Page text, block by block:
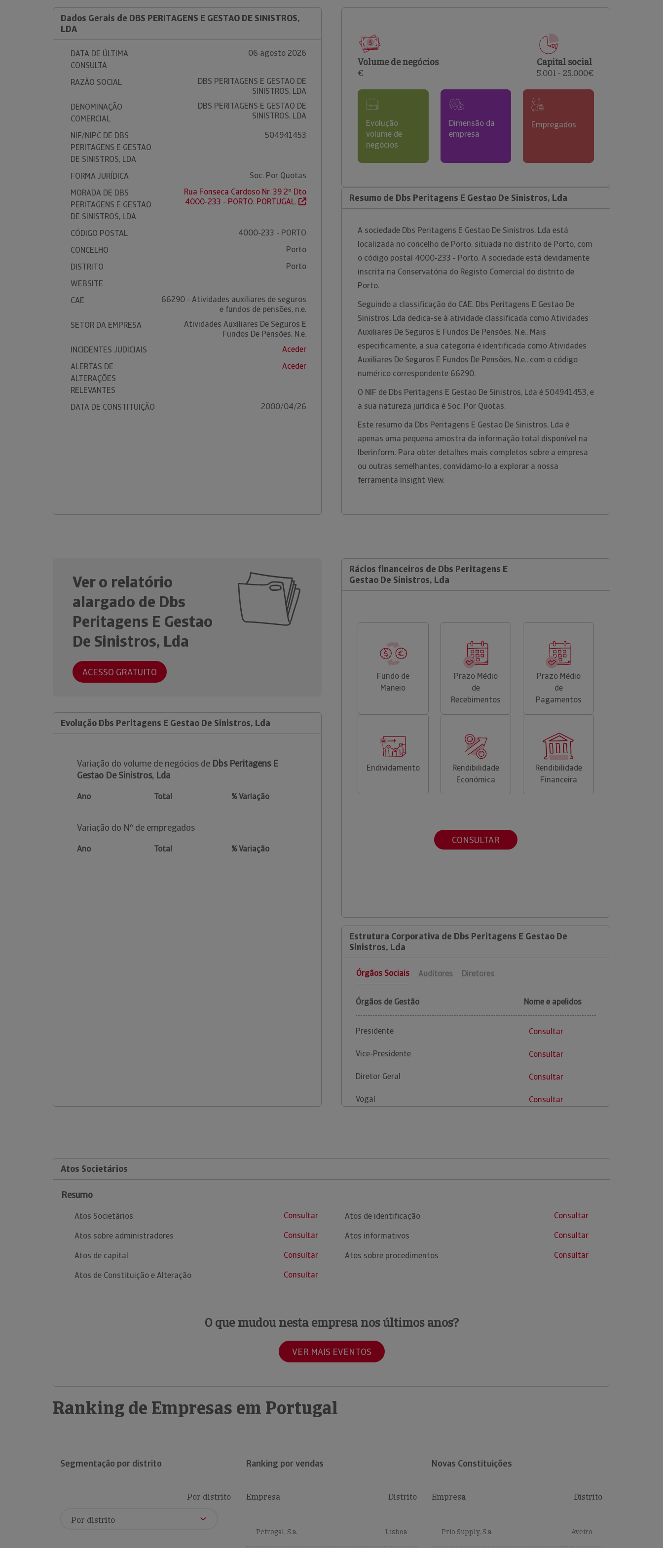
comerciais e analisar o risco de incumprimento dos
Dados Gerais de DBS PERITAGENS E GESTAO DE SINISTROS,
LDA
DATA DE ÚLTIMA
CONSULTA
06 agosto 2026
RAZÃO SOCIAL
DBS PERITAGENS E GESTAO DE
SINISTROS, LDA
DENOMINAÇÃO
COMERCIAL
DBS PERITAGENS E GESTAO DE
SINISTROS, LDA
NIF/NIPC DE DBS
PERITAGENS E GESTAO
DE SINISTROS, LDA
504941453
FORMA JURÍDICA
Soc. Por Quotas
MORADA DE DBS
PERITAGENS E GESTAO
DE SINISTROS, LDA
Rua Fonseca Cardoso Nr. 39 2º Dto
4000-233 - PORTO. PORTUGAL.
CÓDIGO POSTAL
4000-233 - PORTO
CONCELHO
Porto
DISTRITO
Porto
WEBSITE
CAE
66290 - Atividades auxiliares de seguros
e fundos de pensões, n.e.
SETOR DA EMPRESA
Atividades Auxiliares De Seguros E
Fundos De Pensões, N.e.
INCIDENTES JUDICIAIS
Aceder
ALERTAS DE
ALTERAÇÕES
RELEVANTES
Aceder
DATA DE CONSTITUIÇÃO 2000/04/26
Volume de negócios
€
Capital social
5.001 - 25.000€
Evolução
volume de
negócios
Dimensão da
empresa
Empregados
Resumo de Dbs Peritagens E Gestao De Sinistros, Lda
A sociedade Dbs Peritagens E Gestao De Sinistros, Lda está
localizada no concelho de Porto, situada no distrito de Porto, com
o código postal 4000-233 - Porto. A sociedade está devidamente
inscrita na Conservatória do Registo Comercial do distrito de
Porto.
Seguindo a classificação do CAE, Dbs Peritagens E Gestao De
Sinistros, Lda dedica-se à atividade classificada como Atividades
Auxiliares De Seguros E Fundos De Pensões, N.e.. Mais
especificamente, a sua categoria é identificada como Atividades
Auxiliares De Seguros E Fundos De Pensões, N.e., com o código
numérico correspondente 66290.
O NIF de Dbs Peritagens E Gestao De Sinistros, Lda é 504941453, e
a sua natureza jurídica é Soc. Por Quotas.
Este resumo da Dbs Peritagens E Gestao De Sinistros, Lda é
apenas uma pequena amostra da informação total disponível na
Iberinform. Para obter detalhes mais completos sobre a empresa
ou outras semelhantes, convidamo-lo a explorar a nossa
ferramenta Insight View.
Ver o relatório
alargado de Dbs
Peritagens E Gestao
De Sinistros, Lda
ACESSO GRATUITO
Evolução Dbs Peritagens E Gestao De Sinistros, Lda
Variação do volume de negócios de Dbs Peritagens E
Gestao De Sinistros, Lda
Ano Total % Variação
Variação do Nº de empregados
Ano Total % Variação
Rácios financeiros de Dbs Peritagens E
Gestao De Sinistros, Lda
Fundo de
Maneio
Prazo Médio
de
Recebimentos
Prazo Médio
de
Pagamentos
Endividamento
Rendibilidade
Económica
Rendibilidade
Financeira
CONSULTAR
Estrutura Corporativa de Dbs Peritagens E Gestao De
Sinistros, Lda
Órgãos Sociais Auditores Diretores
Órgãos de Gestão Nome e apelidos
Presidente Consultar
Vice-Presidente Consultar
Diretor Geral Consultar
Vogal Consultar
Atos Societários
Resumo
Atos Societários
Consultar
Atos sobre administradores
Consultar
Atos de capital
Consultar
Atos de Constituição e Alteração
Consultar
Atos de identificação
Consultar
Atos informativos
Consultar
Atos sobre procedimentos
Consultar
O que mudou nesta empresa nos últimos anos?
VER MAIS EVENTOS
Ranking de Empresas em Portugal
Segmentação por distrito
Por distrito
Ranking por vendas
Empresa Distrito
Petrogal, S.a. Lisboa
Novas Constituições
Empresa Distrito
Prio Supply, S.a. Aveiro